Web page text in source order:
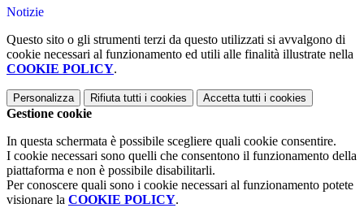
Notizie
Questo sito o gli strumenti terzi da questo utilizzati si avvalgono di
cookie necessari al funzionamento ed utili alle finalità illustrate nella
COOKIE POLICY.
Personalizza Rifiuta tutti i cookies Accetta tutti i cookies
Gestione cookie
In questa schermata è possibile scegliere quali cookie consentire.
I cookie necessari sono quelli che consentono il funzionamento della
piattaforma e non è possibile disabilitarli.
Per conoscere quali sono i cookie necessari al funzionamento potete
visionare la COOKIE POLICY.